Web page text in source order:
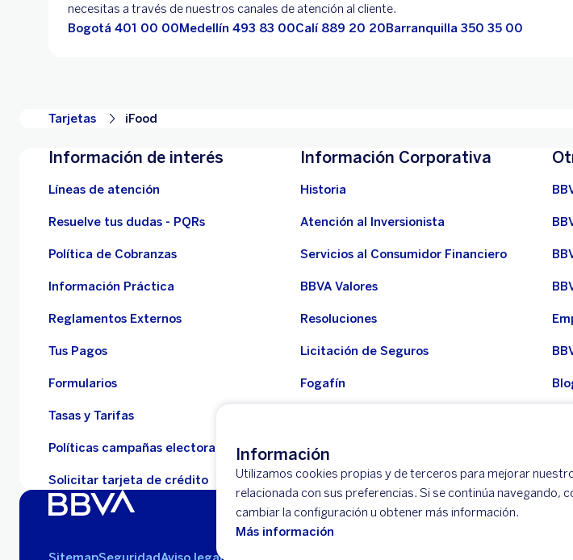
Información
Utilizamos cookies propias y de terceros para mejorar
relacionada con sus preferencias. Si se continúa navegando,
cambiar la configuración u obtener más información.
Más información
necesitas a través de nuestros canales de atención al cliente.
Bogotá 401 00 00Medellín 493 83 00Calí 889 20 20Barranquilla 350 35 00
Tarjetas iFood
Información de interés
Líneas de atención
Resuelve tus dudas - PQRs
Política de Cobranzas
Información Práctica
Reglamentos Externos
Tus Pagos
Formularios
Tasas y Tarifas
Políticas campañas electorales
Solicitar tarjeta de crédito
Información Corporativa
Historia
Atención al Inversionista
Servicios al Consumidor Financiero
BBVA Valores
Resoluciones
Licitación de Seguros
Fogafín
Defensor del Consumidor Financiero